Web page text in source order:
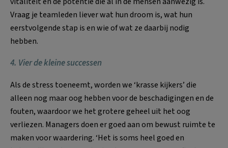
Vraag je teamleden liever wat hun droom is, wat hun
eerstvolgende stap is en wie of wat ze daarbij nodig
hebben.
4. Vier de kleine successen
Als de stress toeneemt, worden we ‘krasse kijkers’ die
alleen nog maar oog hebben voor de beschadigingen en de
fouten, waardoor we het grotere geheel uit het oog
verliezen. Managers doen er goed aan om bewust ruimte te
maken voor waardering. ‘Het is soms heel goed en